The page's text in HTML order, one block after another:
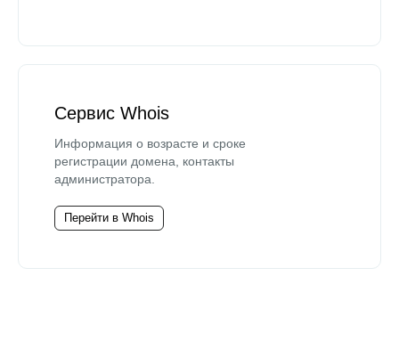
Сервис Whois
Информация о возрасте и сроке
регистрации домена, контакты
администратора.
Перейти в Whois